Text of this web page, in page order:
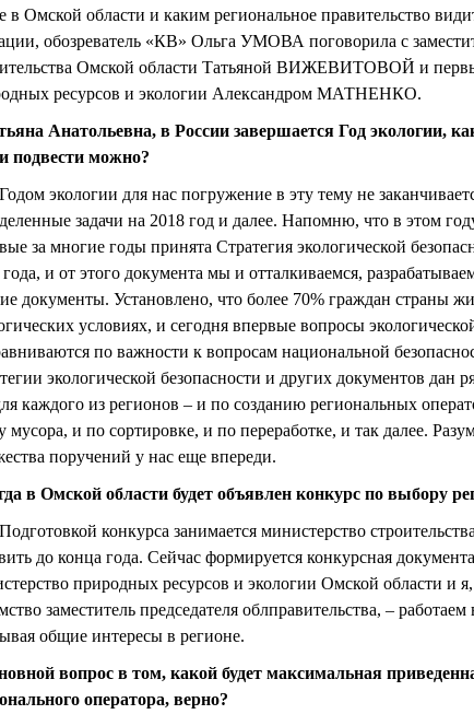
в Омской области и каким региональное правительство
обозреватель «КВ» Ольга УМОВА поговорила с
Омской области Татьяной ВИЖЕВИТОВОЙ и
ресурсов и экологии Александром МАТНЕНКО.
Анатольевна, в России завершается Год экологии,
подвести можно?
экологии для нас погружение в эту тему не
задачи на 2018 год и далее. Напомню, что в этом
за многие годы принята Стратегия экологической
года, и от этого документа мы и отталкиваемся,
документы. Установлено, что более 70% граждан страны
условиях, и сегодня впервые вопросы
по важности к вопросам национальной
экологической безопасности и других документов дан
каждого из регионов – и по созданию региональных
мусора, и по сортировке, и по переработке, и так далее.
поручений у нас еще впереди.
в Омской области будет объявлен конкурс по выбору
конкурса занимается министерство
до конца года. Сейчас формируется конкурсная
природных ресурсов и экологии Омской области и
заместитель председателя облправительства, –
общие интересы в регионе.
вопрос в том, какой будет максимальная
оператора, верно?